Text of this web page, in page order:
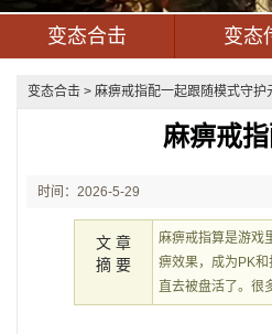
变态合击 变态
变态合击 > 麻痹戒指配一起跟随模式守护
麻痹戒
时间：2026-5-29
21:31:00
文 章
摘 要
麻痹戒指算是游戏
痹效果，成为PK
直去被盘活了。很